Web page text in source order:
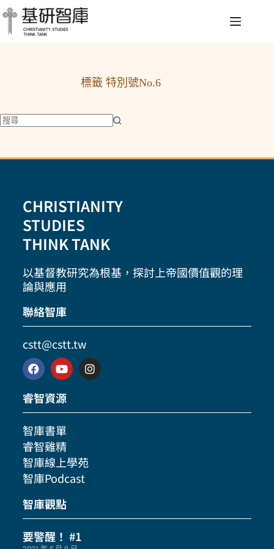
標籤特別號No.6
CHRISTIANITY
STUDIES
THINK TANK
以基督教研究為根基，探討上帝國價值觀的理
論與應用
聯絡智庫
cstt@cstt.tw
睿智資源
智庫書單
睿智雞精
智庫線上學苑
智庫Podcast
智庫觀點
要警醒！ #1